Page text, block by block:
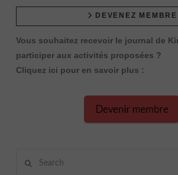
DEVENEZ MEMBRE
Vous souhaitez recevoir le journal de
participer aux activités proposées ?
Cliquez ici pour en savoir plus :